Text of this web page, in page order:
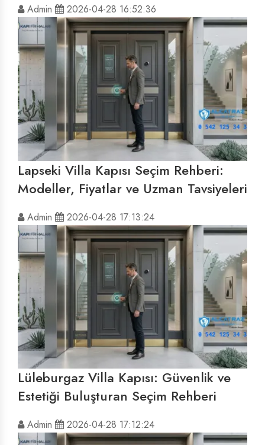
Admin 2026-04-28 16:52:36
Lapseki Villa Kapısı Seçim Rehberi:
Modeller, Fiyatlar ve Uzman Tavsiyeleri
Admin 2026-04-28 17:13:24
Lüleburgaz Villa Kapısı: Güvenlik ve
Estetiği Buluşturan Seçim Rehberi
Admin 2026-04-28 17:12:24